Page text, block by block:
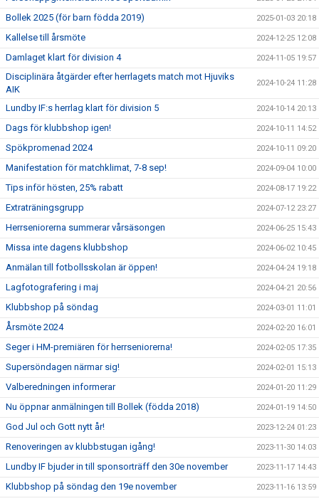
Bollek 2025 (för barn födda 2019) 2025-01-03 20:18
Kallelse till årsmöte 2024-12-25 12:08
Damlaget klart för division 4 2024-11-05 19:57
Disciplinära åtgärder efter herrlagets match mot Hjuviks
AIK
2024-10-24 11:28
Lundby IF:s herrlag klart för division 5 2024-10-14 20:13
Dags för klubbshop igen! 2024-10-11 14:52
Spökpromenad 2024 2024-10-11 09:20
Manifestation för matchklimat, 7-8 sep! 2024-09-04 10:00
Tips inför hösten, 25% rabatt 2024-08-17 19:22
Extraträningsgrupp 2024-07-12 23:27
Herrseniorerna summerar vårsäsongen 2024-06-25 15:43
Missa inte dagens klubbshop 2024-06-02 10:45
Anmälan till fotbollsskolan är öppen! 2024-04-24 19:18
Lagfotografering i maj 2024-04-21 20:56
Klubbshop på söndag 2024-03-01 11:01
Årsmöte 2024 2024-02-20 16:01
Seger i HM-premiären för herrseniorerna! 2024-02-05 17:35
Supersöndagen närmar sig! 2024-02-01 15:13
Valberedningen informerar 2024-01-20 11:29
Nu öppnar anmälningen till Bollek (födda 2018) 2024-01-19 14:50
God Jul och Gott nytt år! 2023-12-24 01:23
Renoveringen av klubbstugan igång! 2023-11-30 14:03
Lundby IF bjuder in till sponsorträff den 30e november 2023-11-17 14:43
Klubbshop på söndag den 19e november 2023-11-16 13:59